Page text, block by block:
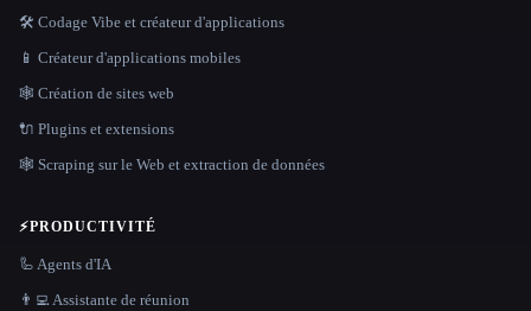
🛠️ Codage Vibe et créateur d'applications
📱 Créateur d'applications mobiles
🕸 Création de sites web
🔌 Plugins et extensions
🕸️ Scraping sur le Web et extraction de données
⚡PRODUCTIVITÉ
🦾 Agents d'IA
👨‍💻 Assistante de réunion